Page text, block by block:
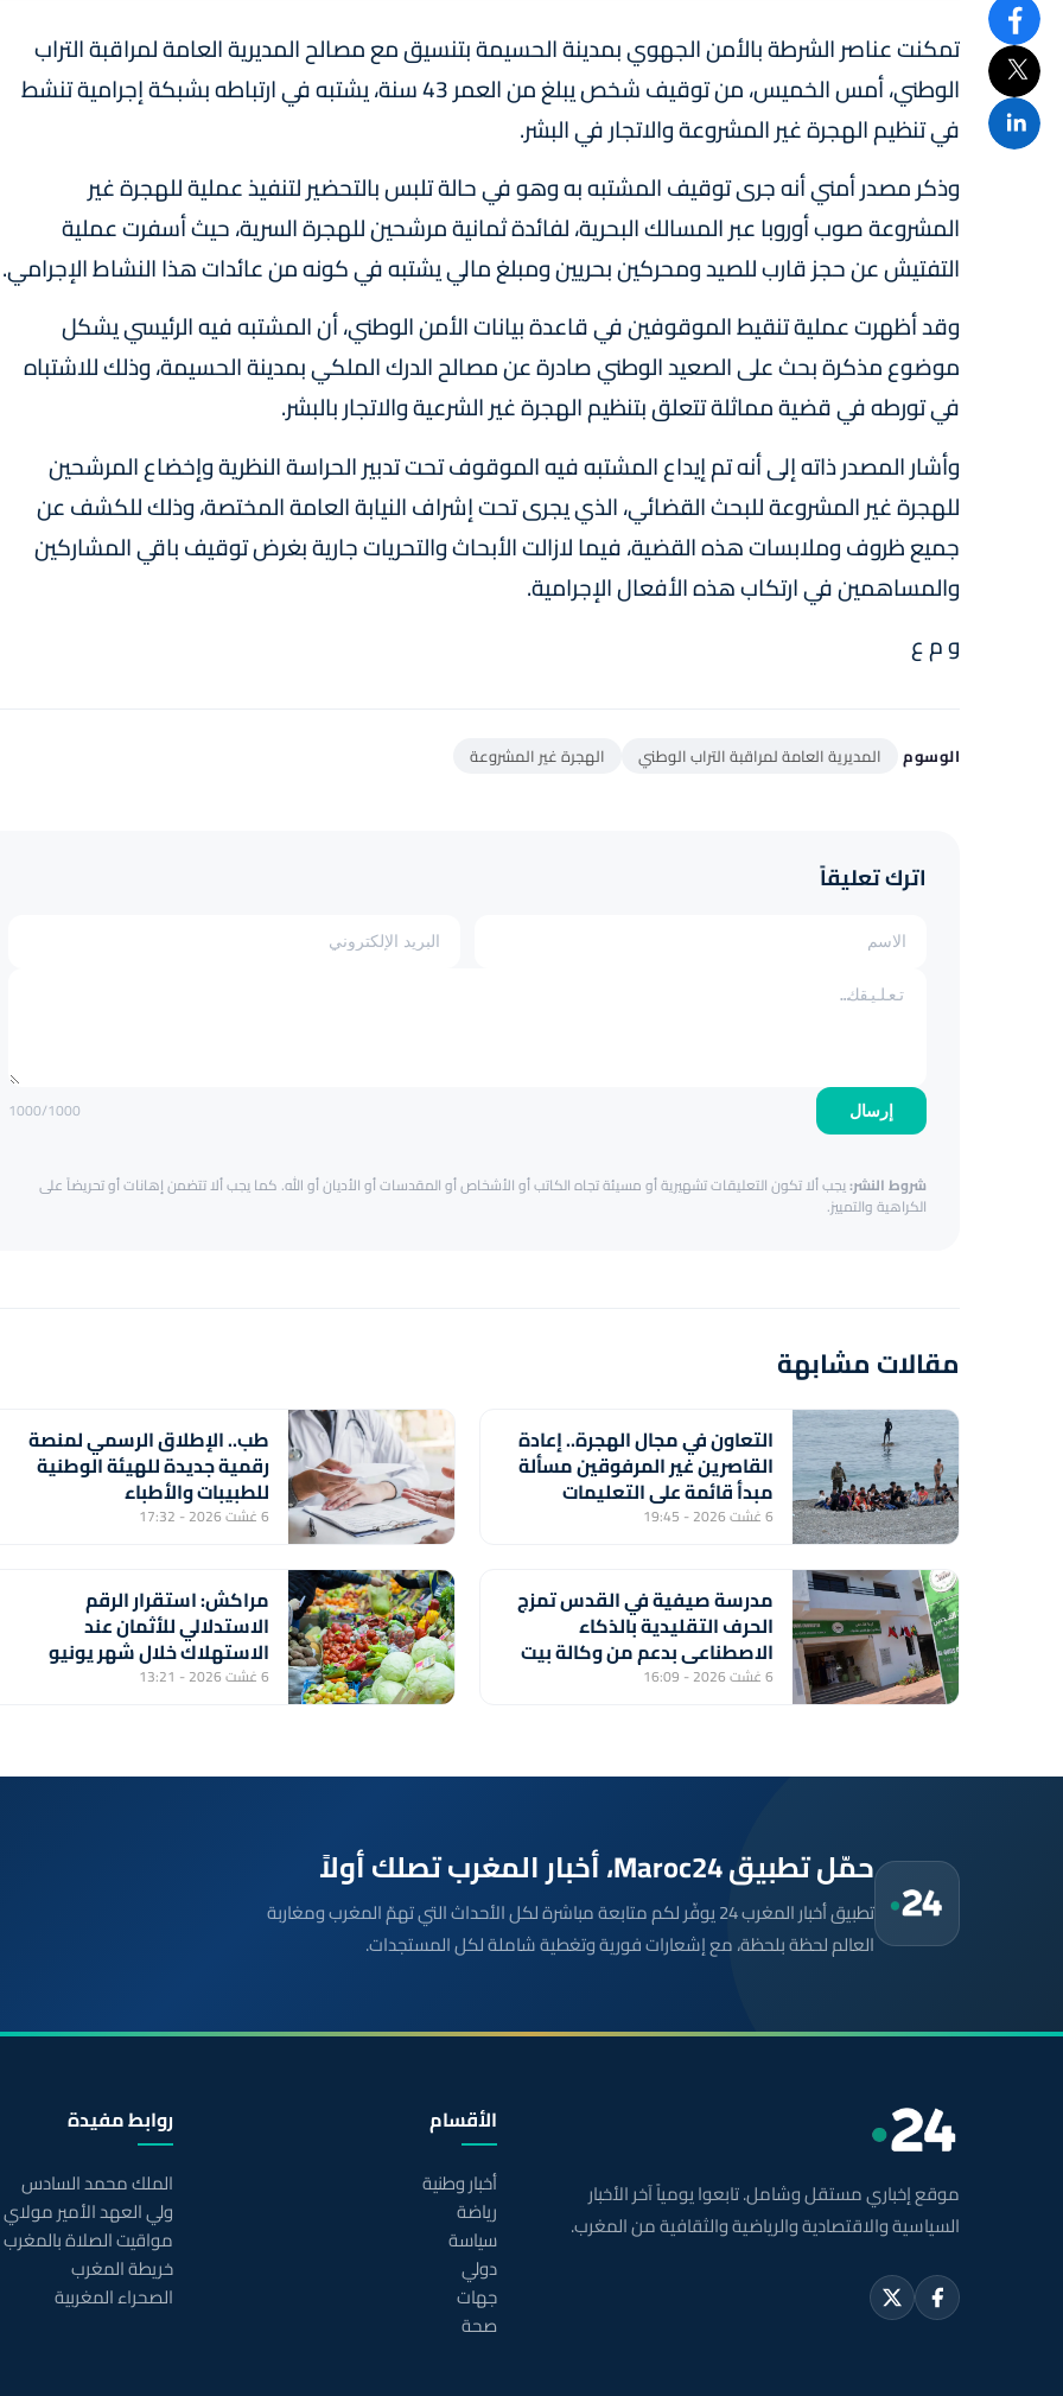
تمكنت عناصر الشرطة بالأمن الجهوي بمدينة الحسيمة بتنسيق مع مصالح المديرية العامة لمراقبة التراب
الوطني، أمس الخميس، من توقيف شخص يبلغ من العمر 43 سنة، يشتبه في ارتباطه بشبكة إجرامية تنشط
في تنظيم الهجرة غير المشروعة والاتجار في البشر.
وذكر مصدر أمني أنه جرى توقيف المشتبه به وهو في حالة تلبس بالتحضير لتنفيذ عملية للهجرة غير
المشروعة صوب أوروبا عبر المسالك البحرية، لفائدة ثمانية مرشحين للهجرة السرية، حيث أسفرت عملية
التفتيش عن حجز قارب للصيد ومحركين بحريين ومبلغ مالي يشتبه في كونه من عائدات هذا النشاط الإجرامي.
وقد أظهرت عملية تنقيط الموقوفين في قاعدة بيانات الأمن الوطني، أن المشتبه فيه الرئيسي يشكل
موضوع مذكرة بحث على الصعيد الوطني صادرة عن مصالح الدرك الملكي بمدينة الحسيمة، وذلك للاشتباه
في تورطه في قضية مماثلة تتعلق بتنظيم الهجرة غير الشرعية والاتجار بالبشر.
وأشار المصدر ذاته إلى أنه تم إيداع المشتبه فيه الموقوف تحت تدبير الحراسة النظرية وإخضاع المرشحين
للهجرة غير المشروعة للبحث القضائي، الذي يجرى تحت إشراف النيابة العامة المختصة، وذلك للكشف عن
جميع ظروف وملابسات هذه القضية، فيما لازالت الأبحاث والتحريات جارية بغرض توقيف باقي المشاركين
والمساهمين في ارتكاب هذه الأفعال الإجرامية.
و م ع
الوسوم المديرية العامة لمراقبة التراب الوطني الهجرة غير المشروعة
اترك تعليقاً
إرسال 1000/1000
شروط النشر:يجب ألا تكون التعليقات تشهيرية أو مسيئة تجاه الكاتب أو الأشخاص أو المقدسات أو الأديان أو الله. كما يجب ألا تتضمن إهانات أو تحريضاً على
الكراهية والتمييز.
مقالات مشابهة
التعاون في مجال الهجرة.. إعادة
القاصرين غير المرفوقين مسألة
مبدأ قائمة على التعليمات
الملكية السامية (مصدر
6 غشت 2026 - 19:45
طب.. الإطلاق الرسمي لمنصة
رقمية جديدة للهيئة الوطنية
للطبيبات والأطباء
6 غشت 2026 - 17:32
مدرسة صيفية في القدس تمزج
الحرف التقليدية بالذكاء
الاصطناعي بدعم من وكالة بيت
مال القدس الشريف
6 غشت 2026 - 16:09
مراكش: استقرار الرقم
الاستدلالي للأثمان عند
الاستهلاك خلال شهر يونيو
الماضي (مندوبية)
6 غشت 2026 - 13:21
حمّل تطبيق Maroc24، أخبار المغرب تصلك أولاً
تطبيق أخبار المغرب 24 يوفّر لكم متابعة مباشرة لكل الأحداث التي تهمّ المغرب ومغاربة
العالم لحظة بلحظة، مع إشعارات فورية وتغطية شاملة لكل المستجدات.
موقع إخباري مستقل وشامل. تابعوا يومياً آخر الأخبار
السياسية والاقتصادية والرياضية والثقافية من المغرب.
الأقسام
أخبار وطنية
رياضة
سياسة
دولي
جهات
صحة
روابط مفيدة
الملك محمد السادس
ولي العهد الأمير
مواقيت الصلاة بالمغرب
خريطة المغرب
الصحراء المغربية